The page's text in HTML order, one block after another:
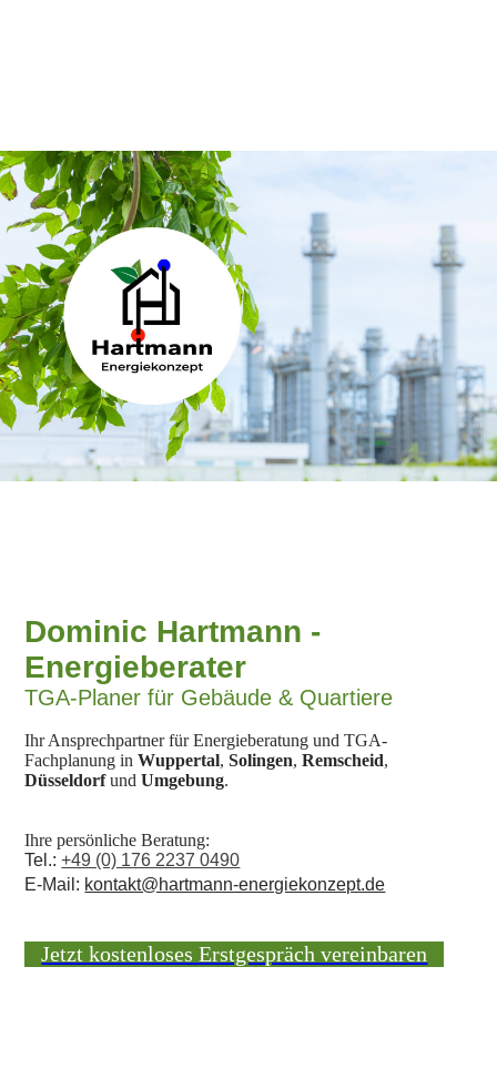
Dominic Hartmann -
Energieberater
TGA-Planer für Gebäude & Quartiere
Ihr Ansprechpartner für Energieberatung und TGA-
Fachplanung inWuppertal,Solingen,Remscheid,
DüsseldorfundUmgebung.
Ihre persönliche Beratung:
Tel.:+49 (0) 176 2237 0490
E-Mail: kontakt@hartmann-energiekonzept.de
Jetzt kostenloses Erstgespräch vereinbaren